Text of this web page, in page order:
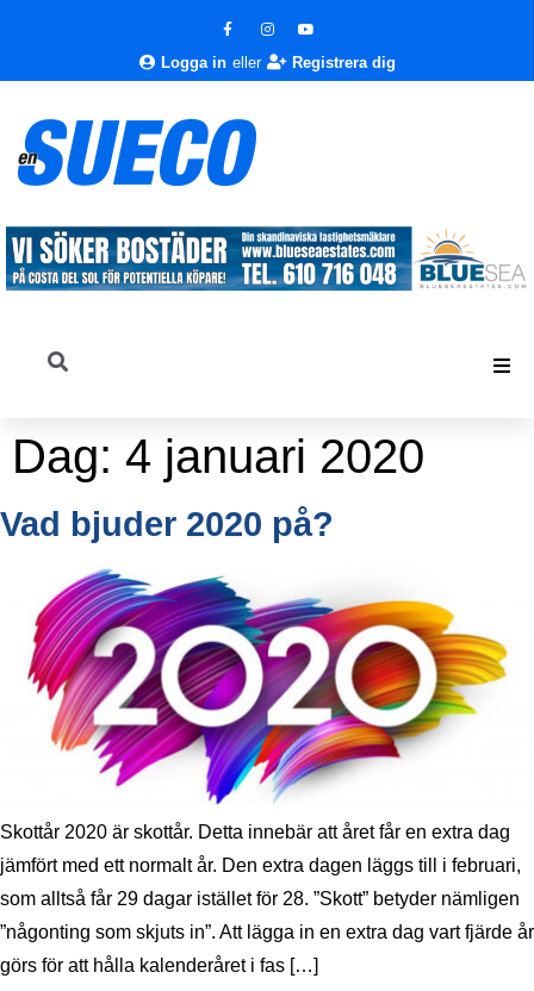
Logga in eller Registrera dig
Dag: 4 januari 2020
Vad bjuder 2020 på?
Skottår 2020 är skottår. Detta innebär att året får en extra dag
jämfört med ett normalt år. Den extra dagen läggs till i februari,
som alltså får 29 dagar istället för 28. ”Skott” betyder nämligen
”någonting som skjuts in”. Att lägga in en extra dag vart fjärde år
görs för att hålla kalenderåret i fas […]